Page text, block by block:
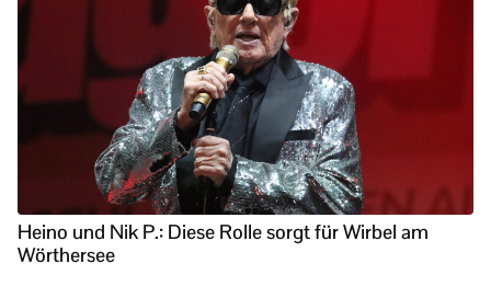
Heino und Nik P.: Diese Rolle sorgt für Wirbel am
Wörthersee